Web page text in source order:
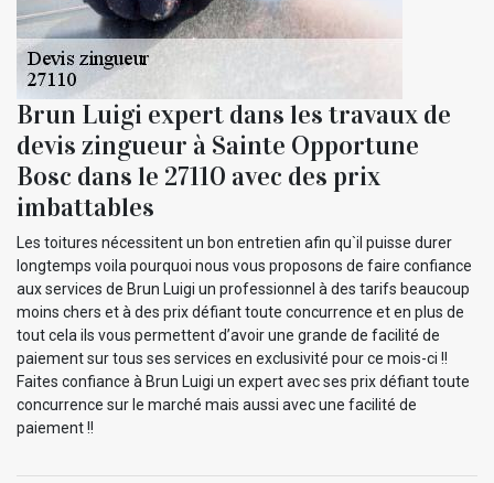
Brun Luigi expert dans les travaux de
devis zingueur à Sainte Opportune
Bosc dans le 27110 avec des prix
imbattables
Les toitures nécessitent un bon entretien afin qu`il puisse durer
longtemps voila pourquoi nous vous proposons de faire confiance
aux services de Brun Luigi un professionnel à des tarifs beaucoup
moins chers et à des prix défiant toute concurrence et en plus de
tout cela ils vous permettent d’avoir une grande de facilité de
paiement sur tous ses services en exclusivité pour ce mois-ci !!
Faites confiance à Brun Luigi un expert avec ses prix défiant toute
concurrence sur le marché mais aussi avec une facilité de
paiement !!